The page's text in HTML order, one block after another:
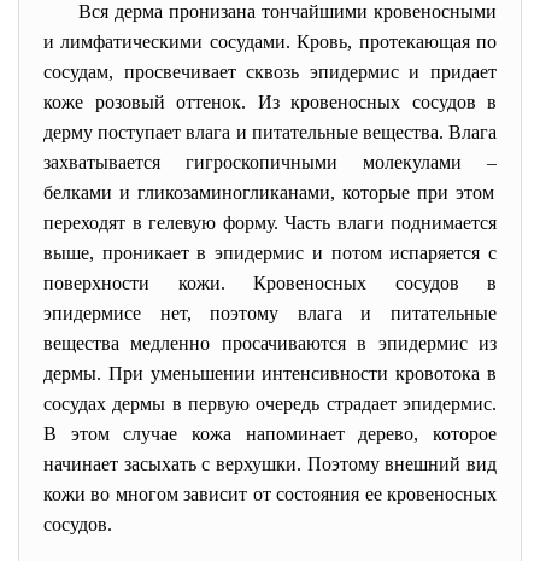
Вся дерма пронизана тончайшими кровеносными
и лимфатическими сосудами. Кровь, протекающая по
сосудам, просвечивает сквозь эпидермис и придает
коже розовый оттенок. Из кровеносных сосудов в
дерму поступает влага и питательные вещества. Влага
захватывается гигроскопичными молекулами –
белками и гликозаминогликанами, которые при этом
переходят в гелевую форму. Часть влаги поднимается
выше, проникает в эпидермис и потом испаряется с
поверхности кожи. Кровеносных сосудов в
эпидермисе нет, поэтому влага и питательные
вещества медленно просачиваются в эпидермис из
дермы. При уменьшении интенсивности кровотока в
сосудах дермы в первую очередь страдает эпидермис.
В этом случае кожа напоминает дерево, которое
начинает засыхать с верхушки. Поэтому внешний вид
кожи во многом зависит от состояния ее кровеносных
сосудов.